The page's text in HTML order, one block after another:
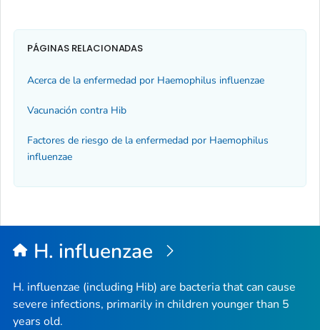
PÁGINAS RELACIONADAS
Acerca de la enfermedad por Haemophilus influenzae
Vacunación contra Hib
Factores de riesgo de la enfermedad por Haemophilus
influenzae
H. influenzae
H. influenzae (including Hib) are bacteria that can cause
severe infections, primarily in children younger than 5
years old.